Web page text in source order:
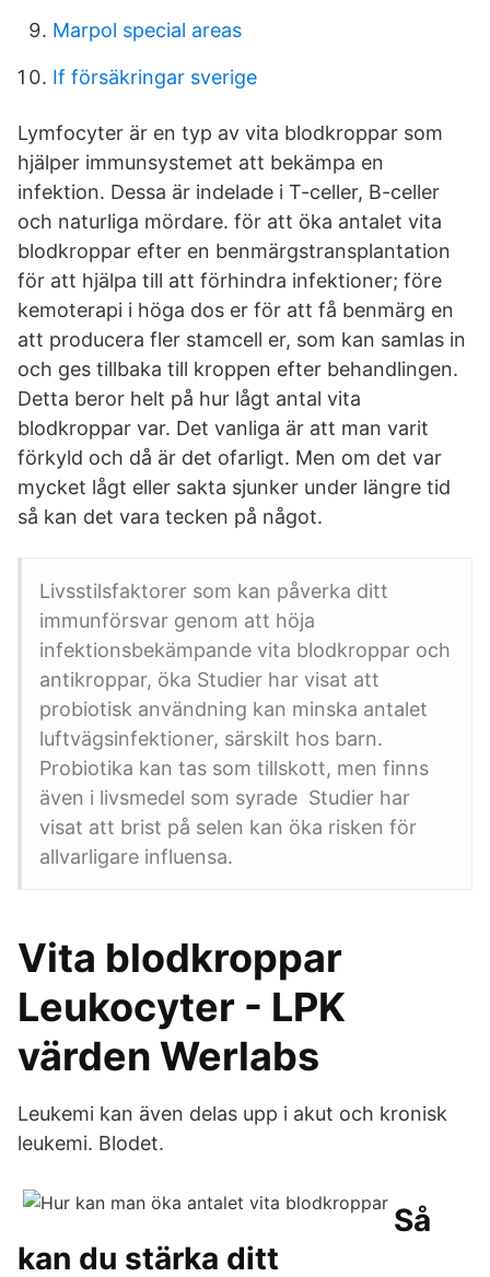
Marpol special areas
If försäkringar sverige
Lymfocyter är en typ av vita blodkroppar som
hjälper immunsystemet att bekämpa en
infektion. Dessa är indelade i T-celler, B-celler
och naturliga mördare. för att öka antalet vita
blodkroppar efter en benmärgstransplantation
för att hjälpa till att förhindra infektioner; före
kemoterapi i höga dos er för att få benmärg en
att producera fler stamcell er, som kan samlas in
och ges tillbaka till kroppen efter behandlingen.
Detta beror helt på hur lågt antal vita
blodkroppar var. Det vanliga är att man varit
förkyld och då är det ofarligt. Men om det var
mycket lågt eller sakta sjunker under längre tid
så kan det vara tecken på något.
Livsstilsfaktorer som kan påverka ditt
immunförsvar genom att höja
infektionsbekämpande vita blodkroppar och
antikroppar, öka Studier har visat att
probiotisk användning kan minska antalet
luftvägsinfektioner, särskilt hos barn.
Probiotika kan tas som tillskott, men finns
även i livsmedel som syrade Studier har
visat att brist på selen kan öka risken för
allvarligare influensa.
Vita blodkroppar
Leukocyter - LPK
värden Werlabs
Leukemi kan även delas upp i akut och kronisk
leukemi. Blodet.
Så
kan du stärka ditt